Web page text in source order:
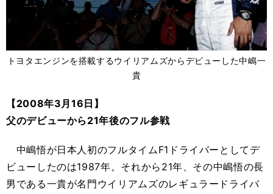
トヨタエンジンを搭載するウイリアムズからデビューした中嶋一
貴
【2008年3月16日】
父のデビューから21年後のフル参戦
中嶋悟が日本人初のフルタイムF1ドライバーとしてデ
ビューしたのは1987年。それから21年、その中嶋悟の長
男である一貴が名門ウイリアムズのレギュラードライバ